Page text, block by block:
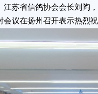
苏省信鸽协会会长刘陶
议在扬州召开表示热烈祝